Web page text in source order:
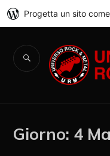
Giorno: 4
Progetta un sito